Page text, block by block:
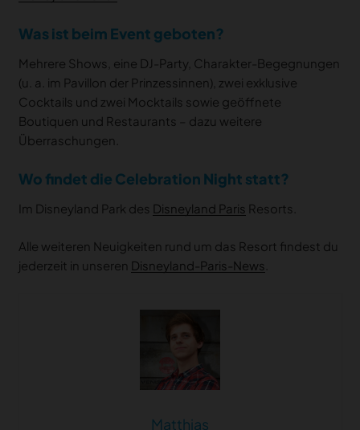
Was ist beim Event geboten?
Mehrere Shows, eine DJ-Party, Charakter-Begegnungen
(u. a. im Pavillon der Prinzessinnen), zwei exklusive
Cocktails und zwei Mocktails sowie geöffnete
Boutiquen und Restaurants – dazu weitere
Überraschungen.
Wo findet die Celebration Night statt?
Im Disneyland Park des Disneyland Paris Resorts.
Alle weiteren Neuigkeiten rund um das Resort findest du
jederzeit in unseren Disneyland-Paris-News
Matthias